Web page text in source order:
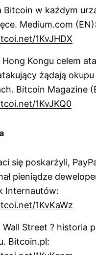
Bitcoin w każdym
Medium.com (EN):
1KvJHDX
Hong Kongu celem
żądają
Bitcoin Magazine
1KvJKQ0
się poskarżyli,
pieniądze
Internautów:
1KvKaWz
Wall Street ? historia
Bitcoin.pl: